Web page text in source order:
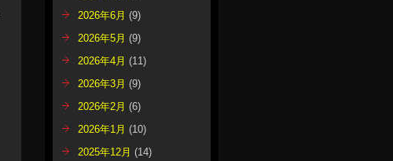
2026年6月 (9)
2026年5月 (9)
2026年4月 (11)
2026年3月 (9)
2026年2月 (6)
2026年1月 (10)
2025年12月 (14)